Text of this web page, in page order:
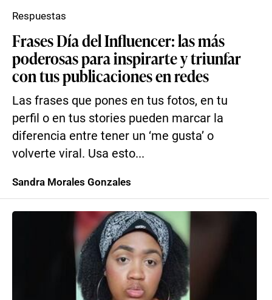
Frases Día del Influencer: las más
poderosas para inspirarte y triunfar
con tus publicaciones en redes
Las frases que pones en tus fotos, en tu
perfil o en tus stories pueden marcar la
diferencia entre tener un ‘me gusta’ o
volverte viral. Usa esto...
Respuestas
Sandra Morales Gonzales